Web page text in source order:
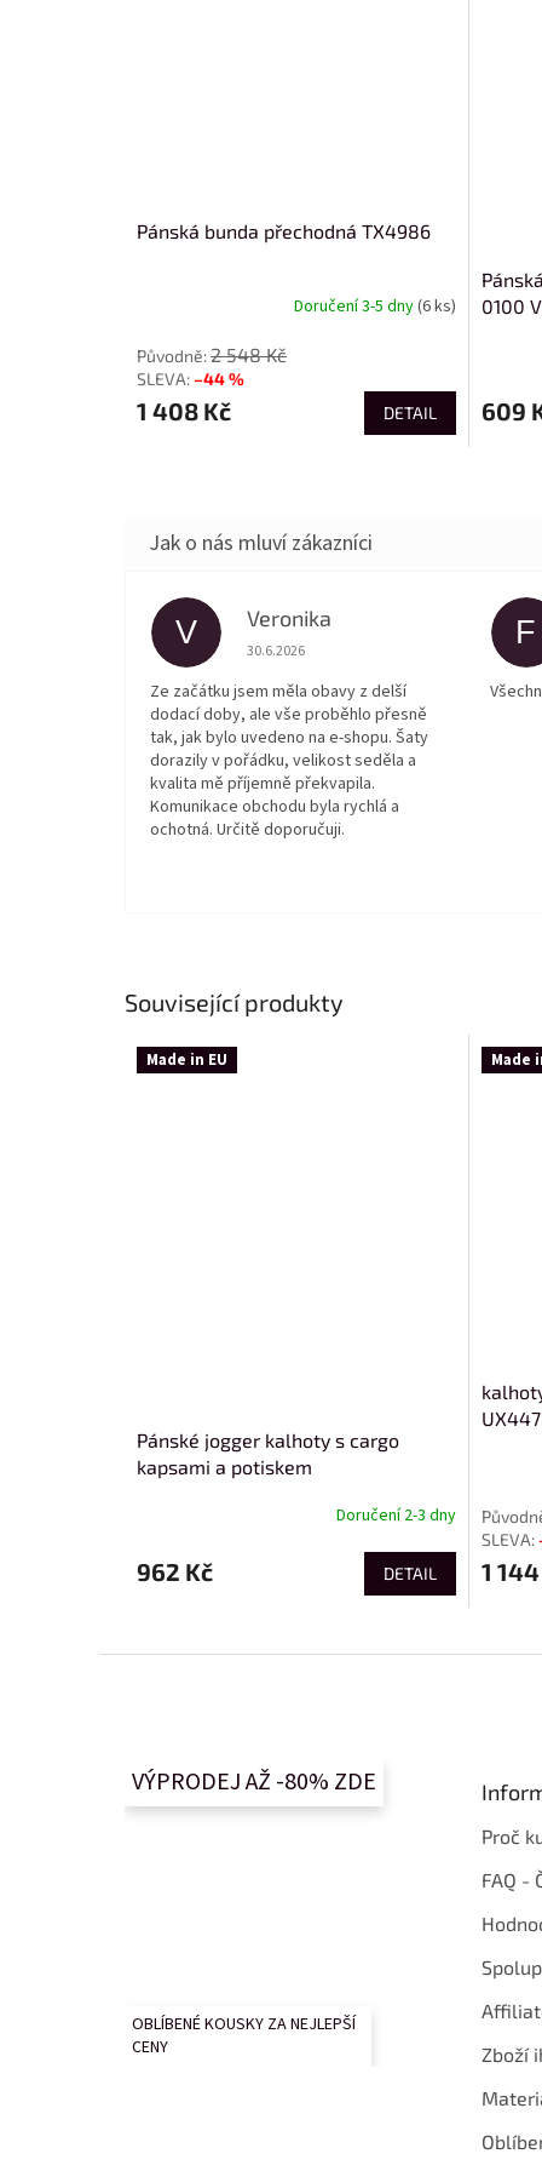
Související produkty
Made in EU
Pánské jogger kalhoty s cargo
kapsami a potiskem
Doručení 2-3 dny
962 Kč DETAIL
Made
1
Pánská bunda přechodná TX4986
Doručení 3-5 dny(6 ks)
2 548 Kč
–44 %
1 408 Kč DETAIL
0100
609
V Veronika
Hodnocení obchodu je 5 z 5 hvězdiček.
30.6.2026
Ze začátku jsem měla obavy z delší
dodací doby, ale vše proběhlo přesně
tak, jak bylo uvedeno na e-shopu. Šaty
dorazily v pořádku, velikost seděla a
kvalita mě příjemně překvapila.
Komunikace obchodu byla rychlá a
ochotná. Určitě doporučuji.
F
VÝPRODEJ AŽ -80% ZDE
OBLÍBENÉ KOUSKY ZA NEJLEPŠÍ
CENY
Proč
FAQ -
Zboží